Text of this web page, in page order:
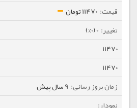
11470 تومان
0 (0%)
11470
11470
9 سال پیش